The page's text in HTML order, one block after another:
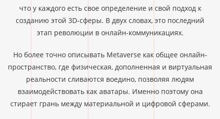
что у каждого есть свое определение и свой подход к
созданию этой 3D-сферы. В двух словах, это последний
этап революции в онлайн-коммуникациях.
Но более точно описывать Metaverse как общее онлайн-
пространство, где физическая, дополненная и виртуальная
реальности сливаются воедино, позволяя людям
взаимодействовать как аватары. Именно поэтому она
стирает грань между материальной и цифровой сферами.